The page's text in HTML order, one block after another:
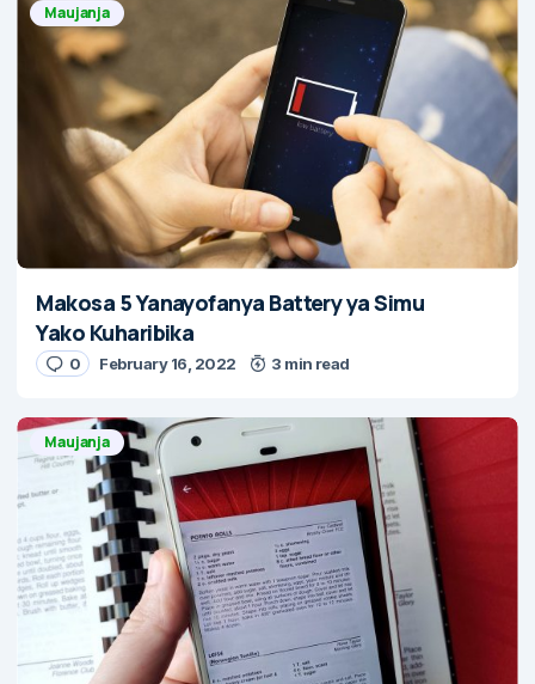
Maujanja
Makosa 5 Yanayofanya Battery ya Simu
Yako Kuharibika
0 February 16, 2022 3 min read
Maujanja